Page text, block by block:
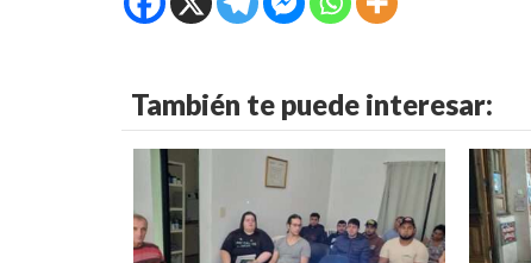
También te puede interesar: